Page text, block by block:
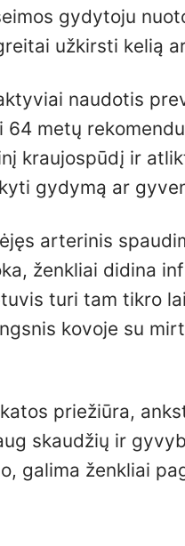
gydytoju
užkirsti kelią
naudotis
metų
kraujospūdį ir
gydymą ar
arterinis
ženkliai didina
turi tam tikro
kovoje su
priežiūra,
skaudžių ir
galima ženkliai